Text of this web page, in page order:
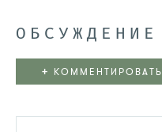
ОБСУЖДЕНИЕ
+ КОММЕНТИРОВАТЬ